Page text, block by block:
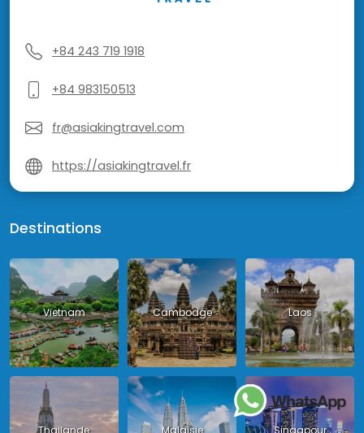
+84 243 719 1918
+84 983150513
fr@asiakingtravel.com
https://asiakingtravel.fr
Destinations
Vietnam Cambodge Laos